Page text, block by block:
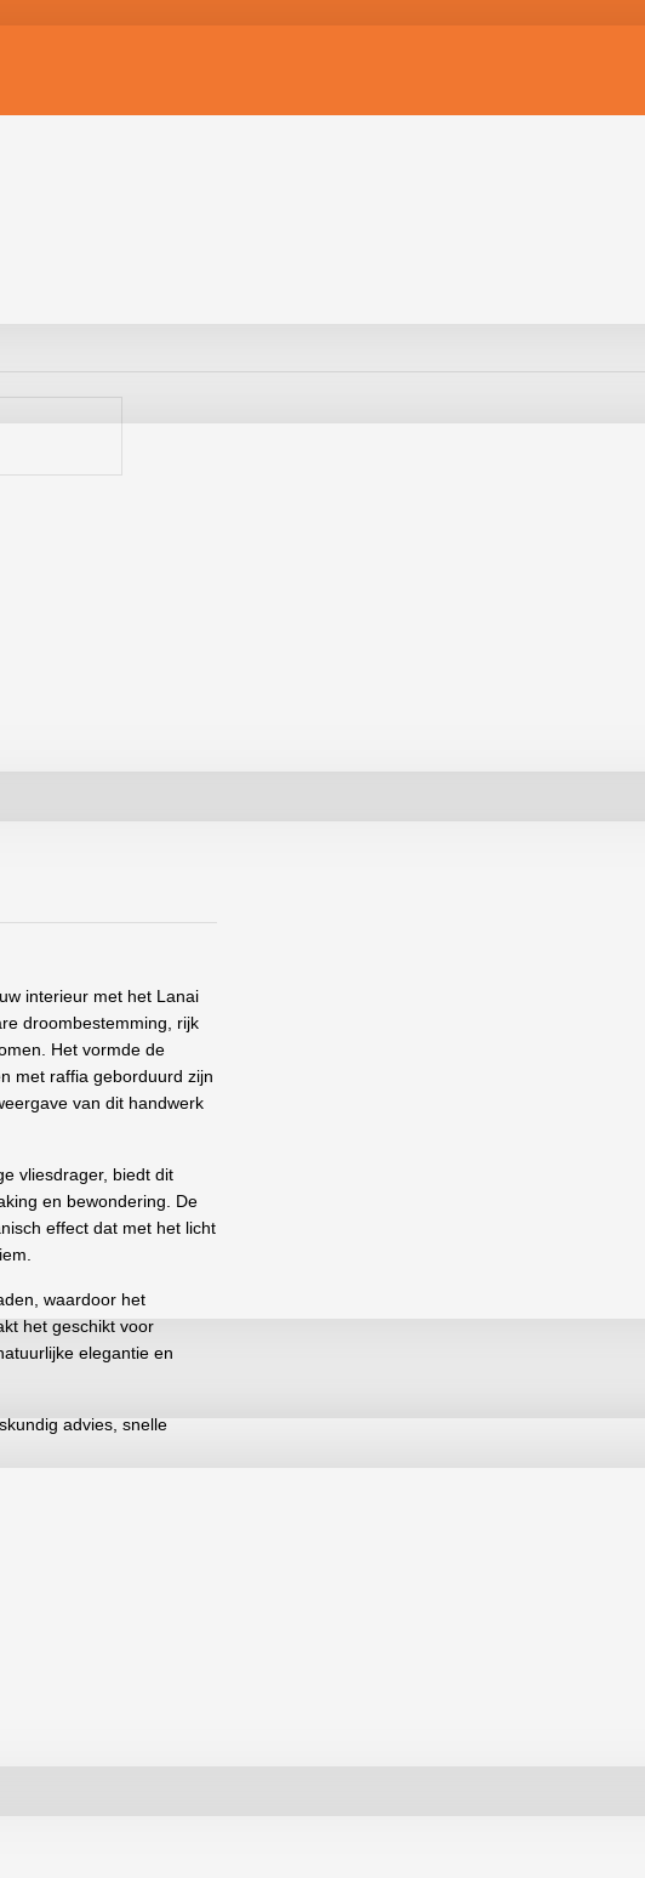
interieur met het Lanai
droombestemming, rijk
Het vormde de
met raffia geborduurd zijn
van dit handwerk
vliesdrager, biedt dit
en bewondering. De
effect dat met het licht
waardoor het
het geschikt voor
elegantie en
advies, snelle